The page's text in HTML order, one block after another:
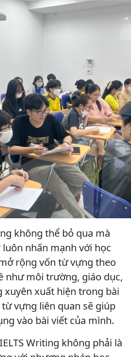
không thể bỏ qua mà
nhấn mạnh với học
rộng vốn từ vựng theo
như môi trường, giáo dục,
xuyên xuất hiện trong bài
vựng liên quan sẽ giúp
vào bài viết của mình.
Writing không phải là